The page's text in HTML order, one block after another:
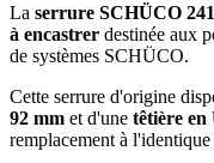
La serrure SCHÜCO
à encastrer destinée aux
de systèmes SCHÜCO.
Cette serrure d'origine
92 mm et d'une têtière en
remplacement à